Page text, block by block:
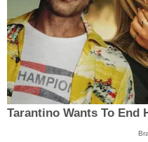
Tarantino Wants To End